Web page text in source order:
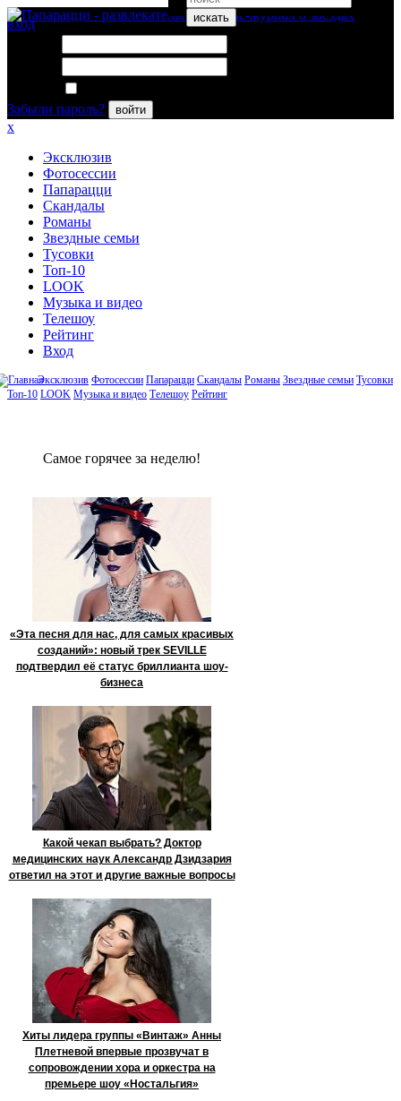
искать
вход
Забыли пароль?
войти
x
Эксклюзив
Фотосессии
Папарацци
Скандалы
Романы
Звездные семьи
Тусовки
Топ-10
LOOK
Музыка и видео
Телешоу
Рейтинг
Вход
Эксклюзив Фотосессии Папарацци Скандалы Романы Звездные семьи Тусовки
Топ-10 LOOK Музыка и видео Телешоу Рейтинг
Сaмое гoрячее за неделю!
«Эта песня для нас, для самых красивых
созданий»: новый трек SEVILLE
подтвердил её статус бриллианта шоу-
бизнеса
Какой чекап выбрать? Доктор
медицинских наук Александр Дзидзария
ответил на этот и другие важные вопросы
Хиты лидера группы «Винтаж» Анны
Плетневой впервые прозвучат в
сопровождении хора и оркестра на
премьере шоу «Ностальгия»